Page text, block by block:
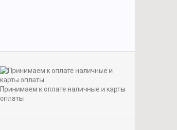
Принимаем к оплате наличные и карты
оплаты